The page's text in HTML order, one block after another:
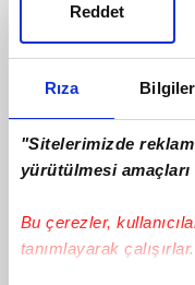
Rıza Bilgiler
"Sitelerimizde
yürütülmesi
Bu çerezler,
tanımlayarak çalışırlar.
Reddet